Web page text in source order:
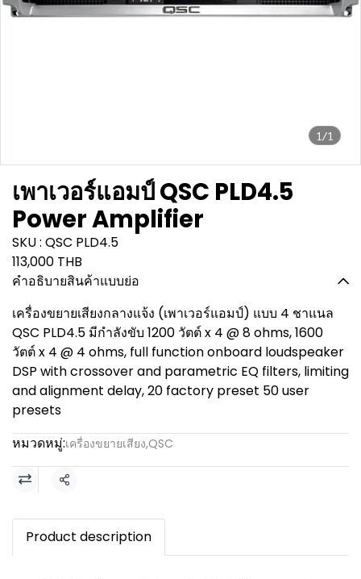
1/1
เพาเวอร์แอมป์ QSC PLD4.5
Power Amplifier
SKU : QSC PLD4.5
113,000 THB
คำอธิบายสินค้าแบบย่อ
เครื่องขยายเสียงกลางแจ้ง (เพาเวอร์แอมป์) แบบ 4 ชาแนล
QSC PLD4.5 มีกำลังขับ 1200 วัตต์ x 4 @ 8 ohms, 1600
วัตต์ x 4 @ 4 ohms, full function onboard loudspeaker
DSP with crossover and parametric EQ filters, limiting
and alignment delay, 20 factory preset 50 user
presets
หมวดหมู่:เครื่องขยายเสียง,QSC
แชร์
Product description